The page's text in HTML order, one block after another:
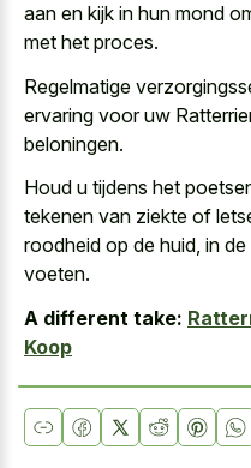
aan en kijk in hun mond
met het proces.
Regelmatige
ervaring voor uw
beloningen.
Houd u tijdens het
tekenen van ziekte of
roodheid op de huid, in
voeten.
A different take:
Koop